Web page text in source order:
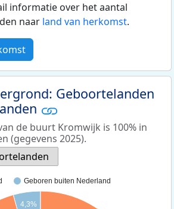
informatie over het aantal
naar land van herkomst.
Geboortelanden
de buurt Kromwijk is 100% in
(gegevens 2025).
Geboren buiten Nederland
4,3%